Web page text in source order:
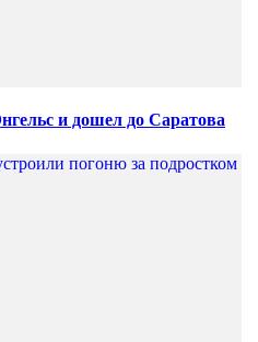
и дошел до Саратова